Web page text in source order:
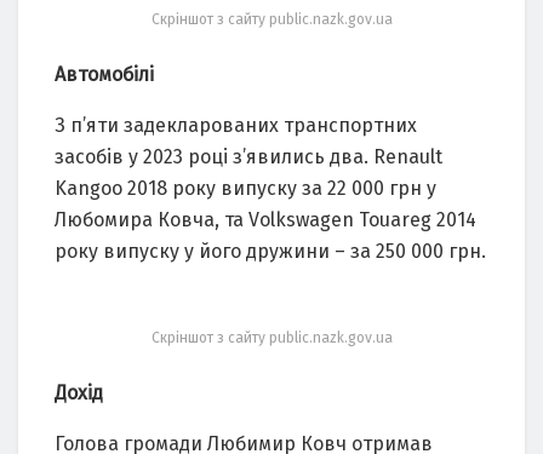
Скріншот з сайту public.nazk.gov.ua
Автомобілі
З п’яти задекларованих транспортних
засобів у 2023 році з’явились два. Renault
Kangoo 2018 року випуску за 22 000 грн у
Любомира Ковча, та Volkswagen Touareg 2014
року випуску у його дружини – за 250 000 грн.
Скріншот з сайту public.nazk.gov.ua
Дохід
Голова громади Любимир Ковч отримав